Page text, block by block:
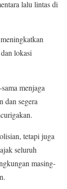
lalu lintas di
lokasi
menjaga
dan segera
tetapi juga
seluruh
masing-